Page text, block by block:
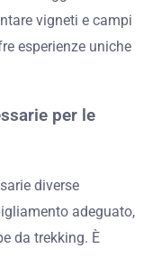
vigneti e campi
esperienze uniche
per le
diverse
adeguato,
da trekking. È